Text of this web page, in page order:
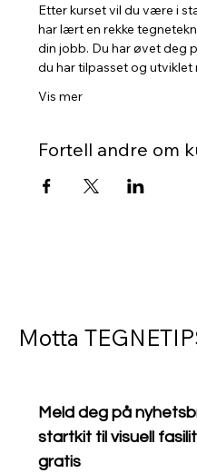
Etter kurset vil du være i
har lært en rekke
din jobb. Du har øvet deg
du har tilpasset og
Vis mer
Fortell andre om
Meld deg på
startkit til visuell
gratis
Motta